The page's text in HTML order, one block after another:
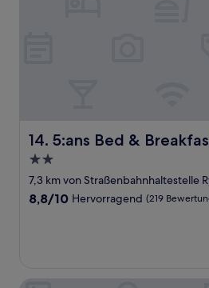
14. 5:ans Bed &
5:ans Bed & Breakfast
2.0-
Sterne-
Unterkunft
7,3 km von Straßenbahnhaltestelle
8.8
8,8/10 Hervorragend (219